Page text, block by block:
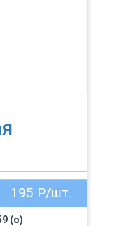
(о)
195 Р/шт.